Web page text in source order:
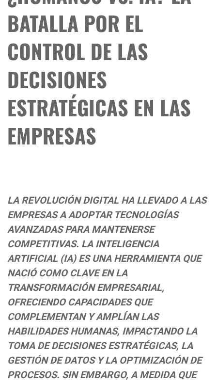
BATALLA POR EL
CONTROL DE LAS
DECISIONES
ESTRATÉGICAS EN LAS
EMPRESAS
LA REVOLUCIÓN DIGITAL HA LLEVADO A LAS
EMPRESAS A ADOPTAR TECNOLOGÍAS
AVANZADAS PARA MANTENERSE
COMPETITIVAS. LA INTELIGENCIA
ARTIFICIAL (IA) ES UNA HERRAMIENTA QUE
NACIÓ COMO CLAVE EN LA
TRANSFORMACIÓN EMPRESARIAL,
OFRECIENDO CAPACIDADES QUE
COMPLEMENTAN Y AMPLÍAN LAS
HABILIDADES HUMANAS, IMPACTANDO LA
TOMA DE DECISIONES ESTRATÉGICAS, LA
GESTIÓN DE DATOS Y LA OPTIMIZACIÓN DE
PROCESOS. SIN EMBARGO, A MEDIDA QUE